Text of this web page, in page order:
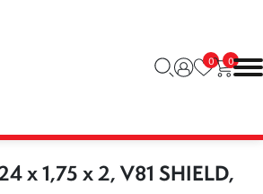
0 0
x 1,75 x 2, V81 SHIELD,